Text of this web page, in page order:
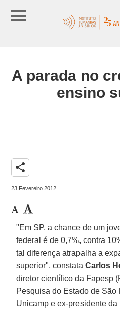
A parada no
ensino
share
23 Fevereiro 2012
"Em SP, a chance de um
federal é de 0,7%, contra
tal diferença atrapalha a
superior", constataCarlos
diretor científico da Fapesp
Pesquisa do Estado de São
Unicamp e ex-presidente